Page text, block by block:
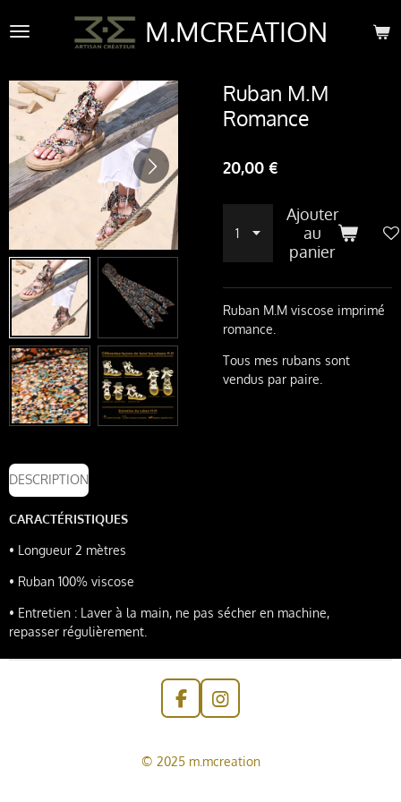
au
M.MCREATION
Ruban M.M
Romance
20,00 €
Ajouter
au
panier
Ruban M.M viscose imprimé
romance.
Tous mes rubans sont
vendus par paire.
DESCRIPTION
CARACTÉRISTIQUES
• Longueur 2 mètres
• Ruban 100% viscose
• Entretien : Laver à la main, ne pas sécher en machine,
repasser régulièrement.
F
a
e
I
n
t
© 2025 m.mcreation